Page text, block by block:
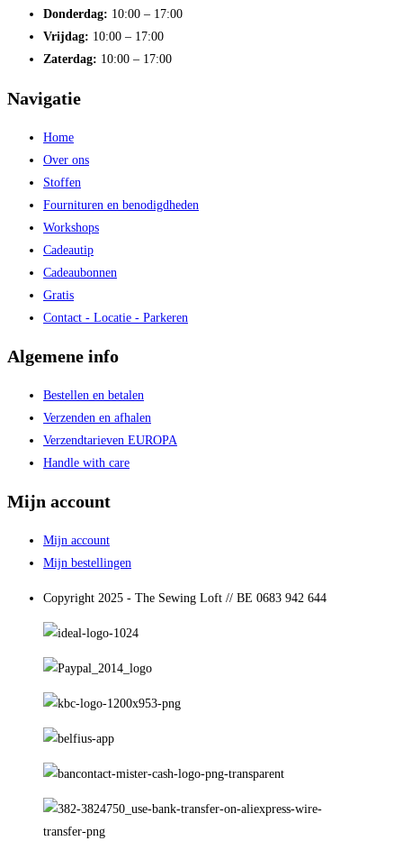
Donderdag: 10:00 – 17:00
Vrijdag: 10:00 – 17:00
Zaterdag: 10:00 – 17:00
Navigatie
Home
Over ons
Stoffen
Fournituren en benodigdheden
Workshops
Cadeautip
Cadeaubonnen
Gratis
Contact - Locatie - Parkeren
Algemene info
Bestellen en betalen
Verzenden en afhalen
Verzendtarieven EUROPA
Handle with care
Mijn account
Mijn account
Mijn bestellingen
Copyright 2025 - The Sewing Loft // BE 0683 942 644